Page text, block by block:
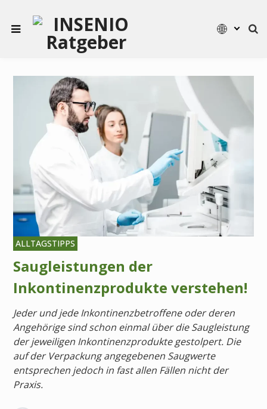
ALLTAGSTIPPS
Saugleistungen der
Inkontinenzprodukte verstehen!
Jeder und jede Inkontinenzbetroffene oder deren
Angehörige sind schon einmal über die Saugleistung
der jeweiligen Inkontinenzprodukte gestolpert. Die
auf der Verpackung angegebenen Saugwerte
entsprechen jedoch in fast allen Fällen nicht der
Praxis.